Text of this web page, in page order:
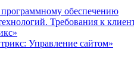
обеспечению
Требования к
Управление сайтом»